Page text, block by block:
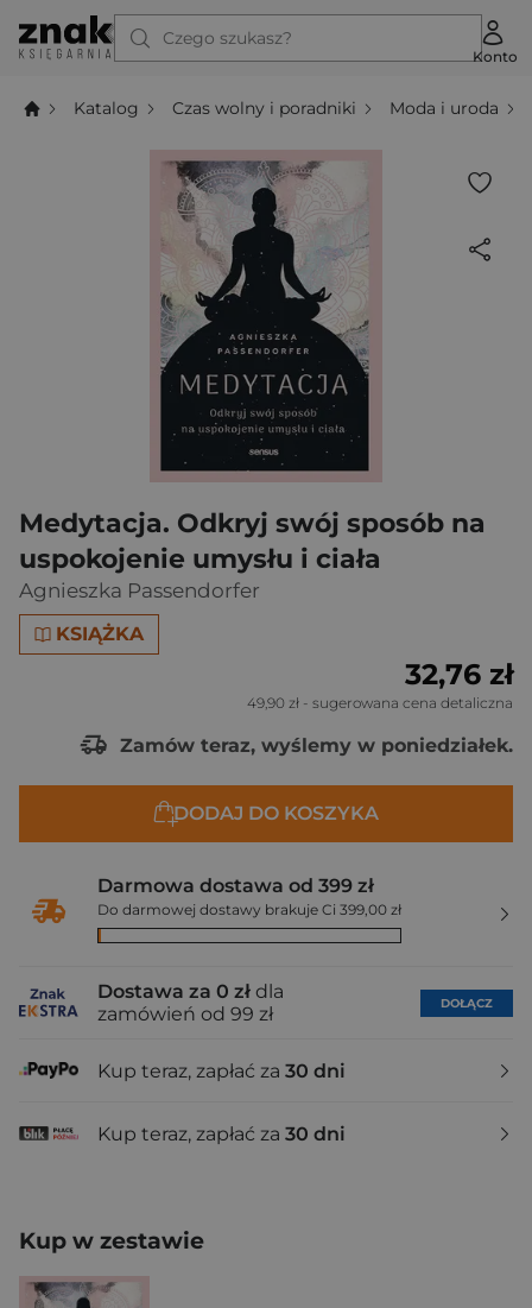
Czego szukasz?
Konto
Katalog Czas wolny i poradniki Moda i uroda
Medytacja. Odkryj swój sposób na
uspokojenie umysłu i ciała
Agnieszka Passendorfer
KSIĄŻKA
32,76 zł
49,90 zł - sugerowana cena detaliczna
Zamów teraz, wyślemy w poniedziałek.
DODAJ DO KOSZYKA
Darmowa dostawa od 399 zł
Do darmowej dostawy brakuje Ci 399,00 zł
Dostawa za 0 zł dla
zamówień od 99 zł
DOŁĄCZ
Kup teraz, zapłać za 30 dni
Kup teraz, zapłać za 30 dni
Kup w zestawie